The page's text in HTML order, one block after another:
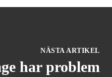
NÄSTA ARTIKEL
har problem